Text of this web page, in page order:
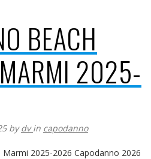
BEACH
MARMI 2025-
bydvin capodanno
2025-2026 Capodanno 2026